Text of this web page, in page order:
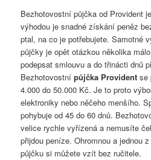
Bezhotovostní půjčka od Provident
výhodou je snadné získání peněz
ptal, na co je potřebujete. Samotné
půjčky je opět otázkou několika
podepsat smlouvu a do třinácti dnů
Bezhotovostnípůjčka Provident se
4.000 do 50.000 Kč. Je to proto
elektroniky nebo něčeho menšího.
pohybuje od 45 do 60 dnů.
velice rychle vyřízená a nemusíte
přijdou peníze. Ohromnou a jednou
půjčku si můžete vzít bez ručitele.